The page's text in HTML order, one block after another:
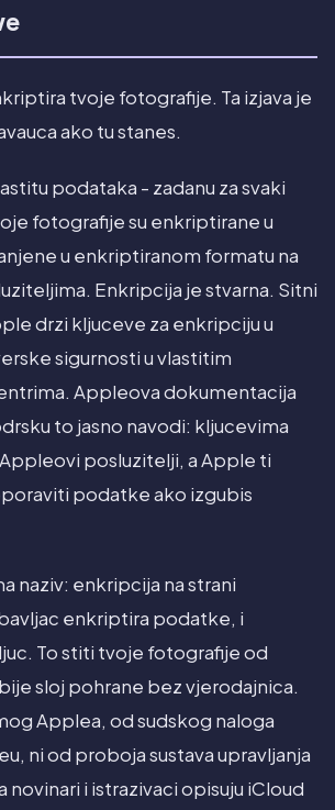
tvoje fotografije. Ta izjava je
ako tu stanes.
podataka - zadanu za svaki
fotografije su enkriptirane u
u enkriptiranom formatu na
Enkripcija je stvarna. Sitni
drzi kljuceve za enkripciju u
sigurnosti u vlastitim
Appleova dokumentacija
to jasno navodi: kljucevima
posluzitelji, a Apple ti
podatke ako izgubis
naziv: enkripcija na strani
enkriptira podatke, i
To stiti tvoje fotografije od
sloj pohrane bez vjerodajnica.
Applea, od sudskog naloga
ni od proboja sustava upravljanja
novinari i istrazivaci opisuju iCloud